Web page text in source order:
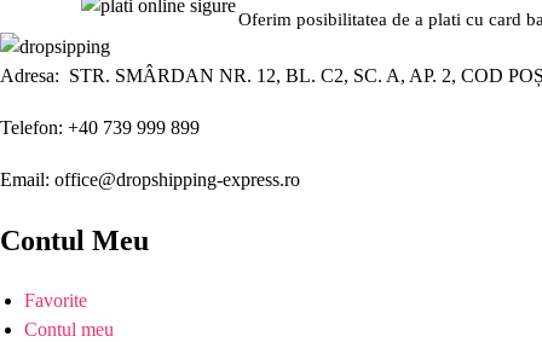
Oferim posibilitatea de a plati cu card
Adresa: STR. SMÂRDAN NR. 12, BL. C2, SC. A, AP. 2, COD
Telefon: +40 739 999 899
Email: office@dropshipping-express.ro
Contul Meu
Favorite
Contul meu